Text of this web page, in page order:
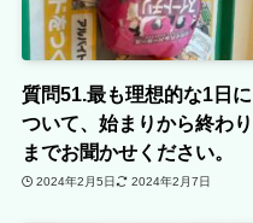
質問51.最も理想的な1日に
ついて、始まりから終わり
までお聞かせください。
2024年2月5日 2024年2月7日